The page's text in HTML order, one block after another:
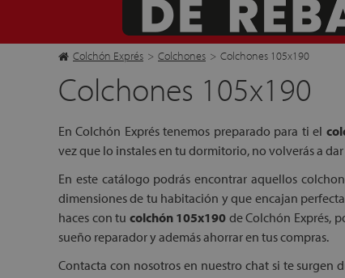
Colchón Exprés > Colchones > Colchones 105x190
Colchones 105x190
En Colchón Exprés tenemos preparado para ti el
vez que lo instales en tu dormitorio, no volverás a
En este catálogo podrás encontrar aquellos
dimensiones de tu habitación y que encajan
haces con tu colchón 105x190 de Colchón Exprés,
sueño reparador y además ahorrar en tus compras.
Contacta con nosotros en nuestro chat si te surgen